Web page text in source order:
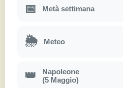
📅 Metà settimana
🌦 Meteo
👑
Napoleone
(5 Maggio)